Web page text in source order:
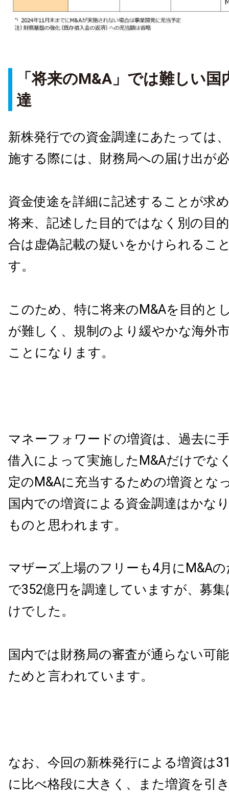
「将来のM&A」では難しい
達
新株発行での資金調達にあたっては
施する際には、財務局への届け出が
資金使途を詳細に記述することが求
将来、記述した目的ではなく別の目
合は虚偽記載の疑いをかけられるこ
す。
このため、特に将来のM&Aを目的と
が難しく、規制のより緩やかな海外
ことになります。
マネーフォワードの増資は、過去に
借入によって実施したM&Aだけでな
定のM&Aに充当するための増資とな
国内での増資による資金調達はかな
ものと思われます。
マザーズ上場のフリーも4月にM&A
で352億円を調達していますが、募
けでした。
国内では財務局の審査が通らない可
ためと言われています。
なお、今回の新株発行による増資は
に比べ格段に大きく、また増資を引